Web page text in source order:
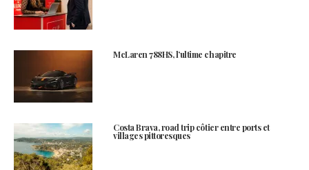
McLaren 788HS, l’ultime chapitre
Costa Brava, road trip côtier entre ports et
villages pittoresques